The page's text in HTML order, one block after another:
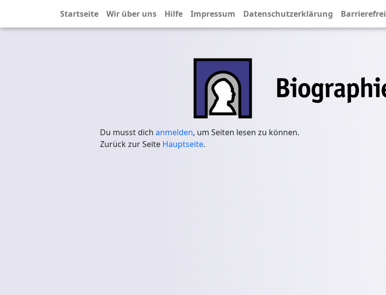
Startseite Wir über uns Hilfe Impressum Datenschutzerklärung
Du musst dich anmelden, um Seiten lesen zu können.
Zurück zur Seite Hauptseite.